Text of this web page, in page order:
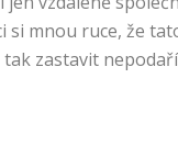
si mnou ruce, že
zastavit